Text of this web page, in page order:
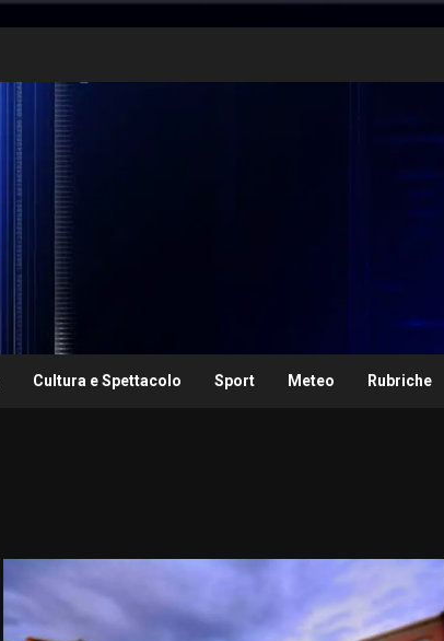
Cultura e Spettacolo Sport Meteo Rubriche